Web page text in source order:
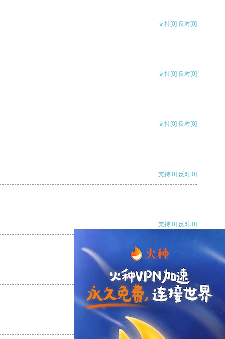
支持[0] 反对[0]
支持[0] 反对[0]
支持[0] 反对[0]
支持[0] 反对[0]
支持[0] 反对[0]
支持[0] 反对
支持